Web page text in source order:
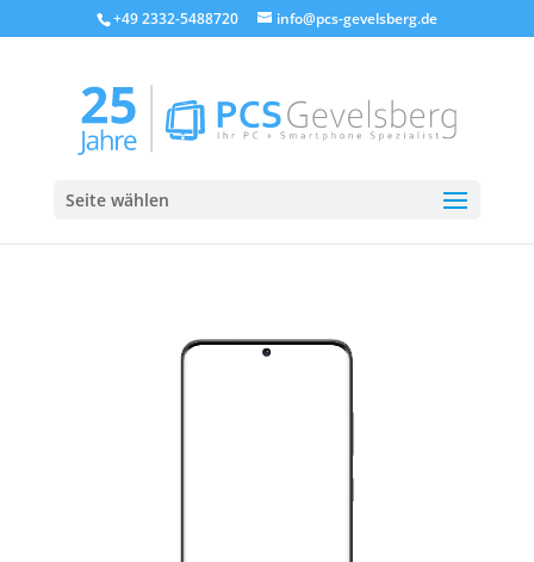
+49 2332-5488720 info@pcs-gevelsberg.de
Seite wählen